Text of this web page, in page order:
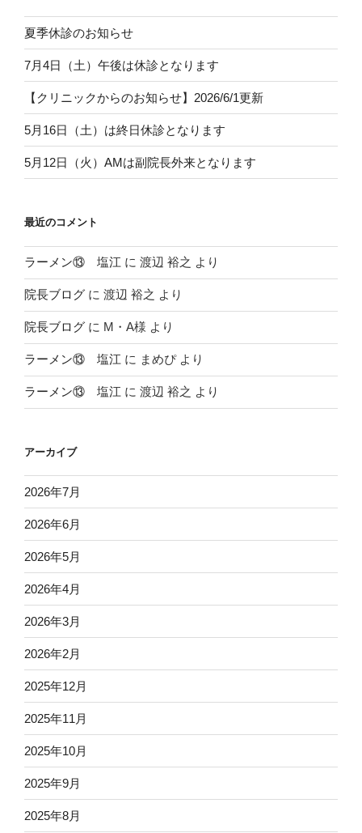
夏季休診のお知らせ
7月4日（土）午後は休診となります
【クリニックからのお知らせ】2026/6/1更新
5月16日（土）は終日休診となります
5月12日（火）AMは副院長外来となります
最近のコメント
ラーメン⑬ 塩江 に 渡辺 裕之 より
院長ブログ に 渡辺 裕之 より
院長ブログ に M・A様 より
ラーメン⑬ 塩江 に まめぴより
ラーメン⑬ 塩江 に 渡辺 裕之 より
アーカイブ
2026年7月
2026年6月
2026年5月
2026年4月
2026年3月
2026年2月
2025年12月
2025年11月
2025年10月
2025年9月
2025年8月